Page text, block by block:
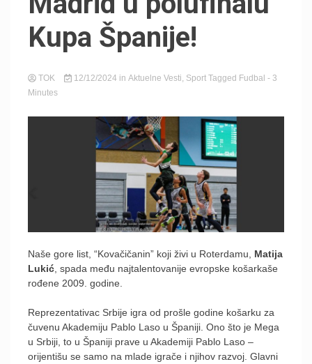
Kupa Španije!
TOK 12/12/2024 in Aktuelne Vesti, Sport Tagged Fudbal - 3
Minutes
Naše gore list, “Kovačičanin” koji živi u Roterdamu, Matija
Lukić , spada među najtalentovanije evropske košarkaše
rođene 2009. godine.
Reprezentativac Srbije igra od prošle godine košarku za
čuvenu Akademiju Pablo Laso u Španiji. Ono što je Mega
u Srbiji, to u Španiji prave u Akademiji Pablo Laso –
orijentišu se samo na mlade igrače i njihov razvoj. Glavni